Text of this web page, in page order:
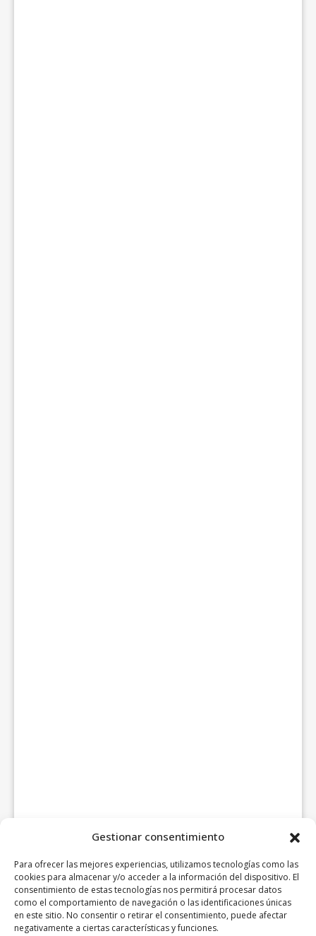
Gestionar consentimiento
Para ofrecer las mejores experiencias, utilizamos tecnologías como las
cookies para almacenar y/o acceder a la información del dispositivo. El
consentimiento de estas tecnologías nos permitirá procesar datos
como el comportamiento de navegación o las identificaciones únicas
en este sitio. No consentir o retirar el consentimiento, puede afectar
negativamente a ciertas características y funciones.